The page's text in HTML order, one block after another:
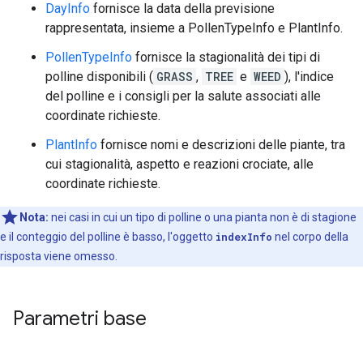
DayInfo fornisce la data della previsione
rappresentata, insieme a PollenTypeInfo e PlantInfo.
PollenTypeInfo fornisce la stagionalità dei tipi di
polline disponibili ( GRASS , TREE e WEED ), l'indice
del polline e i consigli per la salute associati alle
coordinate richieste.
PlantInfo fornisce nomi e descrizioni delle piante, tra
cui stagionalità, aspetto e reazioni crociate, alle
coordinate richieste.
Nota: nei casi in cui un tipo di polline o una pianta non è di stagione
e il conteggio del polline è basso, l'oggetto indexInfo nel corpo della
risposta viene omesso.
Parametri base